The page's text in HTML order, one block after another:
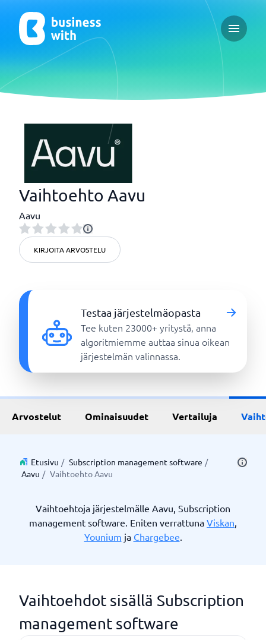
Open
Vaihtoehto Aavu
Aavu
KIRJOITA ARVOSTELU
Testaa järjestelmäopasta
Tee kuten 23000+ yritystä, anna
algoritmiemme auttaa sinua oikean
järjestelmän valinnassa.
Arvostelut Ominaisuudet Vertailuja
Etusivu / Subscription management software /
Aavu / Vaihtoehto Aavu
Vaihtoehtoja järjestelmälle Aavu, Subscription
management software. Eniten verrattuna Viskan,
Younium ja Chargebee.
Vaihtoehdot sisällä Subscription
management software